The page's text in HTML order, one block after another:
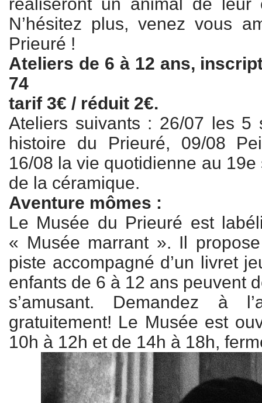
N’hésitez plus, venez vous
Prieuré !
Ateliers de 6 à 12 ans,
74
tarif 3€ / réduit 2€.
Ateliers suivants : 26/07 les 5
histoire du Prieuré, 09/08
16/08 la vie quotidienne au
de la céramique.
Aventure mômes :
Le Musée du Prieuré est
« Musée marrant ». Il
piste accompagné d’un livret
enfants de 6 à 12 ans peuvent
s’amusant. Demandez à
gratuitement! Le Musée est
10h à 12h et de 14h à 18h,